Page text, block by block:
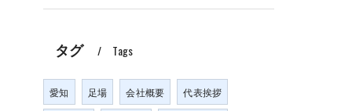
タグ Tags
愛知 足場 会社概要 代表挨拶